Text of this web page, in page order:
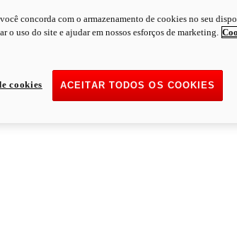
concorda com o armazenamento de cookies no seu
o uso do site e ajudar em nossos esforços de marketing.
ACEITAR TODOS OS COOKIES
cookies